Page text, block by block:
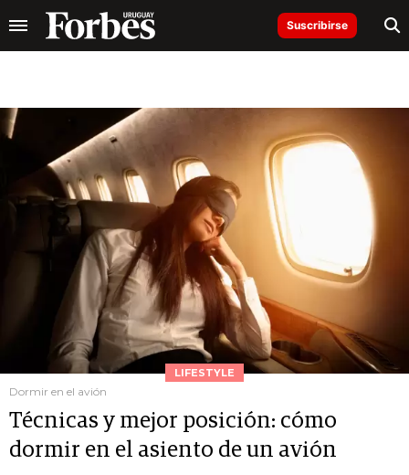
Suscribirse
LIFESTYLE
Dormir en el avión
Técnicas y mejor posición: cómo
dormir en el asiento de un avión